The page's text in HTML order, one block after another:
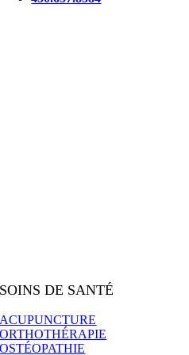
SOINS DE SANTÉ
ACUPUNCTURE
ORTHOTHÉRAPIE
OSTÉOPATHIE